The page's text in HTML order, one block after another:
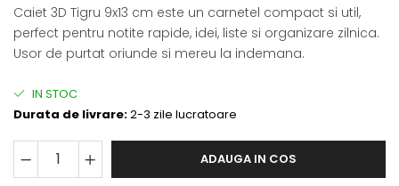
Girly
Lovely Hearts
Keychains
Action Cars
Animals in Tubes
Caiet 3D Tigru 9x13 cm este un carnetel compact si util,
perfect pentru notite rapide, idei, liste si organizare zilnica.
Usor de purtat oriunde si mereu la indemana.
IN STOC
Durata de livrare:2-3 zile lucratoare
ADAUGA IN COS